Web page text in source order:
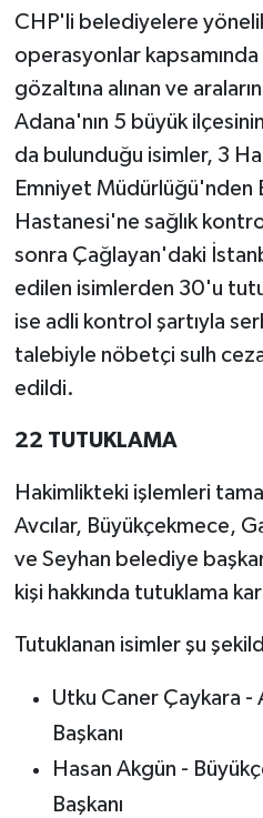
CHP'li belediyelere
operasyonlar
gözaltına alınan ve
Adana'nın 5 büyük
da bulunduğu isimler, 3
Emniyet Müdürlüğü'nden
Hastanesi'ne sağlık
sonra Çağlayan'daki
edilen isimlerden 30'u
ise adli kontrol şartıyla
talebiyle nöbetçi sulh
edildi.
22 TUTUKLAMA
Hakimlikteki işlemleri
Avcılar, Büyükçekmece,
ve Seyhan belediye
kişi hakkında tutuklama
Tutuklanan isimler şu
Utku Caner Çaykara -
Başkanı
Hasan Akgün -
Başkanı